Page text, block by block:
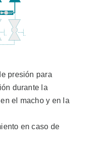
presión para
durante la
el macho y en la
en caso de